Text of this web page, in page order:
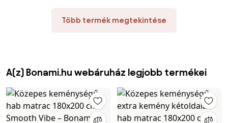
Több termék megtekintése
A(z) Bonami.hu webáruház legjobb termékei